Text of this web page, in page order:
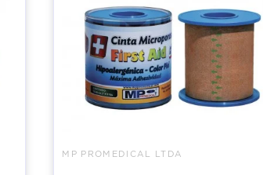
MP PROMEDICAL LTDA